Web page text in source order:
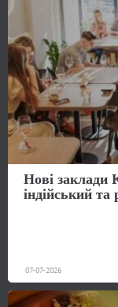
Нові заклади
індійський та
07-07-2026